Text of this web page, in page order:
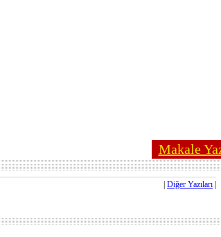
Makale
Diğer Yazıları